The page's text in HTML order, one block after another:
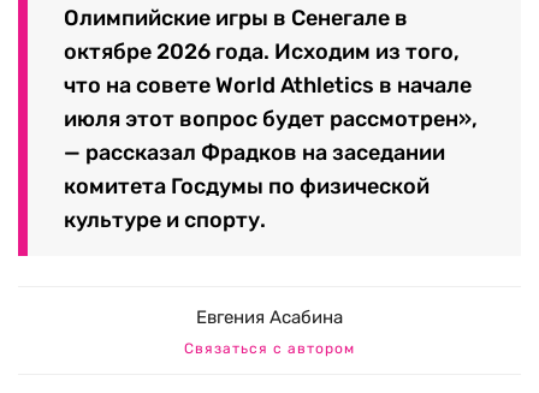
Олимпийские игры в Сенегале в
октябре 2026 года. Исходим из того,
что на совете World Athletics в начале
июля этот вопрос будет рассмотрен»,
— рассказал Фрадков на заседании
комитета Госдумы по физической
культуре и спорту.
Евгения Асабина
Связаться с автором